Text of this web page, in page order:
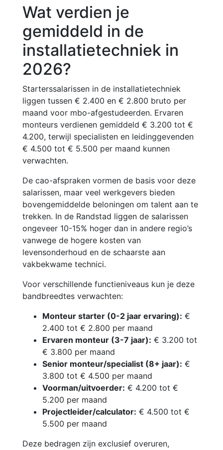
Wat verdien je
gemiddeld in de
installatietechniek in
2026?
Starterssalarissen in de installatietechniek
liggen tussen € 2.400 en € 2.800 bruto per
maand voor mbo-afgestudeerden. Ervaren
monteurs verdienen gemiddeld € 3.200 tot €
4.200, terwijl specialisten en leidinggevenden
€ 4.500 tot € 5.500 per maand kunnen
verwachten.
De cao-afspraken vormen de basis voor deze
salarissen, maar veel werkgevers bieden
bovengemiddelde beloningen om talent aan te
trekken. In de Randstad liggen de salarissen
ongeveer 10-15% hoger dan in andere regio’s
vanwege de hogere kosten van
levensonderhoud en de schaarste aan
vakbekwame technici.
Voor verschillende functieniveaus kun je deze
bandbreedtes verwachten:
Monteur starter (0-2 jaar ervaring): €
2.400 tot € 2.800 per maand
Ervaren monteur (3-7 jaar): € 3.200 tot
€ 3.800 per maand
Senior monteur/specialist (8+ jaar): €
3.800 tot € 4.500 per maand
Voorman/uitvoerder: € 4.200 tot €
5.200 per maand
Projectleider/calculator: € 4.500 tot €
5.500 per maand
Deze bedragen zijn exclusief overuren,